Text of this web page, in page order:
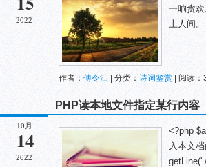
2022
一晌贪
上人间。
作者： 傅令江 | 分类： 诗词鉴赏 | 阅读：
10月
14
2022
PHP读本地文件指定某行内容
<?php
入本文